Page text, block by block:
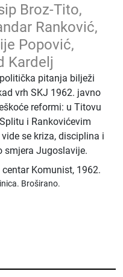
Broz-Tito,
Ranković,
Popović,
Kardelj
pitanja bilježi
vrh SKJ 1962. javno
reformi: u Titovu
i Rankovićevim
se kriza, disciplina i
smjera Jugoslavije.
centar Komunist, 1962.
Broširano.